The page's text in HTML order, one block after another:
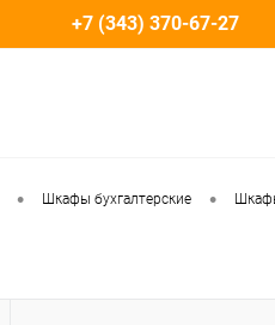
+7 (343) 370-67-27
• Шкафы бухгалтерские •